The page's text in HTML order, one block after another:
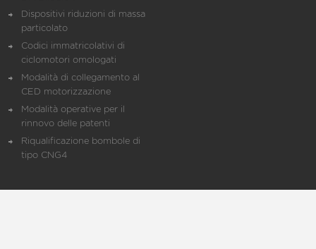
Dispositivi riduzioni di massa
particolato
Codici immatricolativi di
ciclomotori omologati
Modalità di collegamento al
CED motorizzazione
Modalità operative per il
rinnovo delle patenti
Riqualificazione bombole di
tipo CNG4